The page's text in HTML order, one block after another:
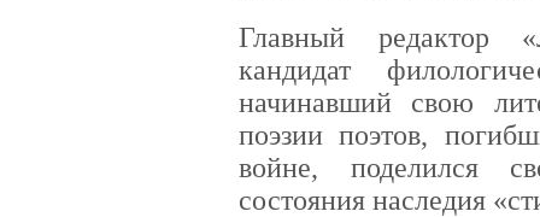
Главный редактор
кандидат
начинавший свою
поэзии поэтов,
войне, поделился
состояния наследия